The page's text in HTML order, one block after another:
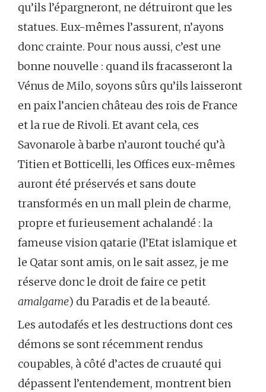
qu’ils l’épargneront, ne détruiront que les
statues. Eux-mêmes l’assurent, n’ayons
donc crainte. Pour nous aussi, c’est une
bonne nouvelle : quand ils fracasseront la
Vénus de Milo, soyons sûrs qu’ils laisseront
en paix l’ancien château des rois de France
et la rue de Rivoli. Et avant cela, ces
Savonarole à barbe n’auront touché qu’à
Titien et Botticelli, les Offices eux-mêmes
auront été préservés et sans doute
transformés en un mall plein de charme,
propre et furieusement achalandé : la
fameuse vision qatarie (l’Etat islamique et
le Qatar sont amis, on le sait assez, je me
réserve donc le droit de faire ce petit
amalgame) du Paradis et de la beauté.
Les autodafés et les destructions dont ces
démons se sont récemment rendus
coupables, à côté d’actes de cruauté qui
dépassent l’entendement, montrent bien